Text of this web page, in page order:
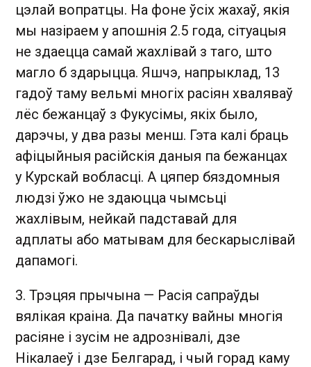
цэлай вопратцы. На фоне ўсіх жахаў, якія
мы назіраем у апошнія 2.5 года, сітуацыя
не здаецца самай жахлівай з таго, што
магло б здарыцца. Яшчэ, напрыклад, 13
гадоў таму вельмі многіх расіян хваляваў
лёс бежанцаў з Фукусімы, якіх было,
дарэчы, у два разы менш. Гэта калі браць
афіцыйныя расійскія даныя па бежанцах
у Курскай вобласці. А цяпер бяздомныя
людзі ўжо не здаюцца чымсьці
жахлівым, нейкай падставай для
адплаты або матывам для бескарыслівай
дапамогі.
3. Трэцяя прычына — Расія сапраўды
вялікая краіна. Да пачатку вайны многія
расіяне і зусім не адрознівалі, дзе
Нікалаеў і дзе Белгарад, і чый горад каму